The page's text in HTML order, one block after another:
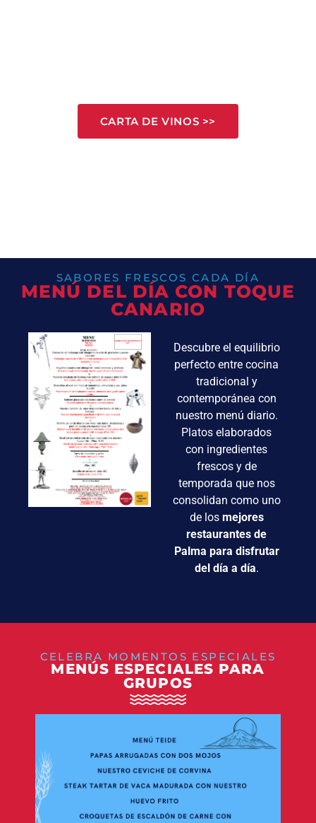
CARTA DE VINOS >>
SABORES FRESCOS CADA DÍA
MENÚ DEL DÍA CON TOQUE
CANARIO
Descubre el equilibrio
perfecto entre cocina
tradicional y
contemporánea con
nuestro menú diario.
Platos elaborados
con ingredientes
frescos y de
temporada que nos
consolidan como uno
de los mejores
restaurantes de
Palma para disfrutar
del día a día.
CELEBRA MOMENTOS ESPECIALES
MENÚS ESPECIALES PARA
GRUPOS